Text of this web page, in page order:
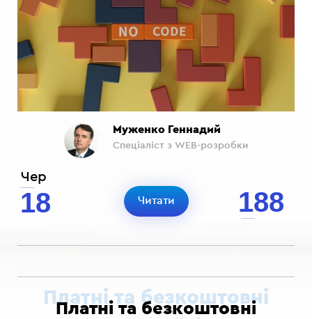
Чер
18 188
Муженко Геннадий
Спеціаліст з WEB-розробки
Читати
Платні та безкоштовні